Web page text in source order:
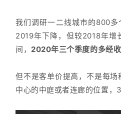
我们调研一二线城市的800
2019年下降，但较2018年增
间， 2020年三个季度的多经
但不是客单价提高，不是每
中心的中庭或者连廊的位置